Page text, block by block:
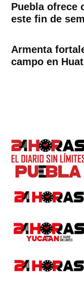
Puebla ofrece
este fin de
Armenta
campo en